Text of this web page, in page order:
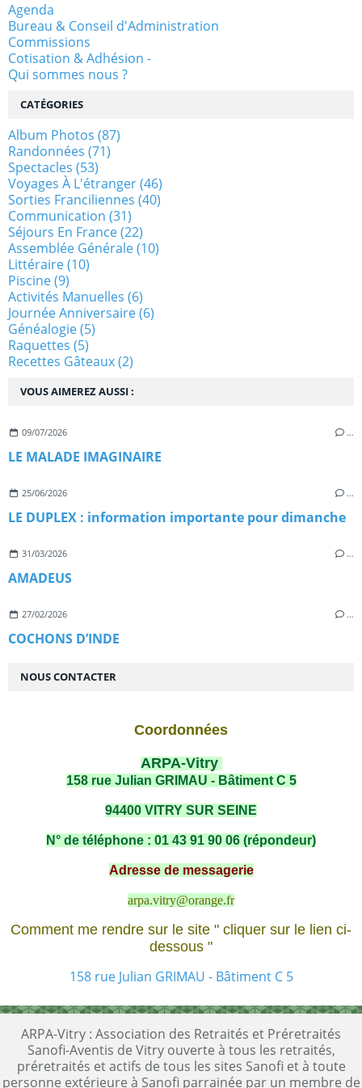
VOUS AIMEREZ AUSSI :
09/07/2026 …
LE MALADE IMAGINAIRE
25/06/2026 …
LE DUPLEX : information importante pour dimanche
31/03/2026 …
AMADEUS
27/02/2026 …
COCHONS D’INDE
Agenda
Bureau & Conseil d'Administration
Commissions
Cotisation & Adhésion -
Qui sommes nous ?
CATÉGORIES
Album Photos (87)
Randonnées (71)
Spectacles (53)
Voyages À L'étranger(46)
Sorties Franciliennes (40)
Communication (31)
Séjours En France(22)
Assemblée Générale(10)
Littéraire(10)
Piscine(9)
Activités Manuelles (6)
Journée Anniversaire(6)
Généalogie(5)
Raquettes (5)
Recettes Gâteaux(2)
NOUS CONTACTER
Coordonnées
ARPA-Vitry
158 rue Julian GRIMAU - Bâtiment C 5
94400 VITRY SUR SEINE
N° de téléphone : 01 43 91 90 06 (répondeur)
Adresse de messagerie
arpa.vitry@orange.fr
Comment me rendre sur le site " cliquer sur le lien ci-
dessous "
158 rue Julian GRIMAU - Bâtiment C 5
ARPA-Vitry : Association des Retraités et Préretraités
Sanofi-Aventis de Vitry ouverte à tous les retraités,
préretraités et actifs de tous les sites Sanofi et à toute
personne extérieure à Sanofi parrainée par un membre de